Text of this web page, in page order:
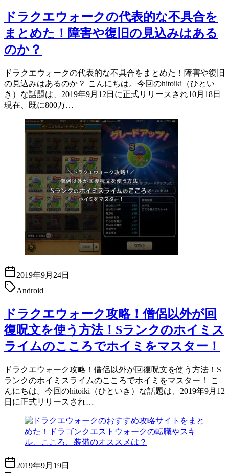
ドラクエウォークの代表的な不具合を
まとめた！障害や復旧の見込みはある
のか？
ドラクエウォークの代表的な不具合をまとめた！障害や復旧
の見込みはあるのか？ こんにちは。今回のhitoiki（ひとい
き）な話題は、2019年9月12日に正式リリースされ10月18日
現在、既に800万…
2019年9月24日
Android
ドラクエウォーク攻略！僧侶以外が回
復呪文を使う方法！Sランクのホイミス
ライムのこころでホイミをマスター！
ドラクエウォーク攻略！僧侶以外が回復呪文を使う方法！S
ランクのホイミスライムのこころでホイミをマスター！ こ
んにちは。今回のhitoiki（ひといき）な話題は、2019年9月12
日に正式リリースされ…
2019年9月19日